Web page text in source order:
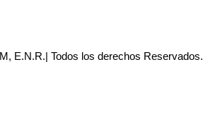
E.N.R.| Todos los derechos Reservados.